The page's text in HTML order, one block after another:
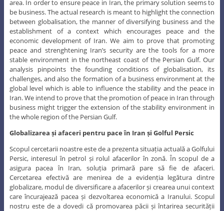
area. In order to ensure peace in Iran, the primary solution seems to
be business. The actual research is meant to highlight the connection
between globalisation, the manner of diversifying business and the
establishment of a context which encourages peace and the
economic development of Iran. We aim to prove that promoting
peace and strenghtening Iran’s security are the tools for a more
stable environment in the northeast coast of the Persian Gulf. Our
analysis pinpoints the founding conditions of globalisation, its
challenges, and also the formation of a business environment at the
global level which is able to influence the stability and the peace in
Iran. We intend to prove that the promotion of peace in Iran through
business might trigger the extension of the stability environment in
the whole region of the Persian Gulf.
Globalizarea și afaceri pentru pace în Iran și Golful Persic
Scopul cercetarii noastre este de a prezenta situația actuală a Golfului
Persic, interesul în petrol și rolul afacerilor în zonă. În scopul de a
asigura pacea în Iran, soluția primară pare să fie de afaceri.
Cercetarea efectivă are menirea de a evidenția legătura dintre
globalizare, modul de diversificare a afacerilor și crearea unui context
care încurajează pacea și dezvoltarea economică a Iranului. Scopul
nostru este de a dovedi că promovarea păcii și întarirea securității